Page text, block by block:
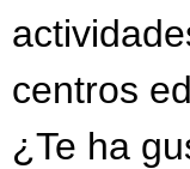
centros
¿Te ha